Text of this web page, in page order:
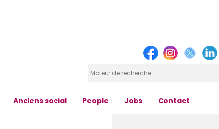
Anciens social People Jobs Contact